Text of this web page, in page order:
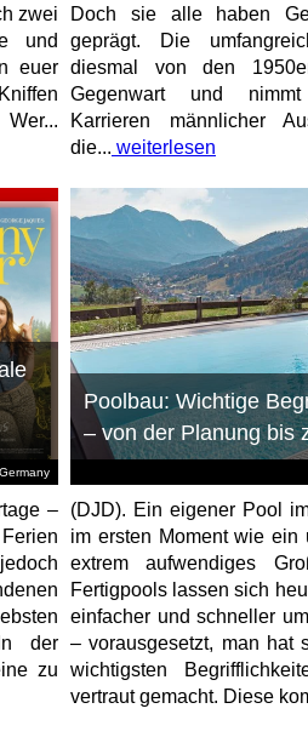
zwei
und
euer
Doch sie alle haben
geprägt. Die
diesmal von den
Gegenwart und
Karrieren männlicher
die... weiterlesen
–
der
zu
Poolbau: Wichtige
– von der Planung bis
(DJD). Ein eigener Pool
im ersten Moment wie ein
extrem aufwendiges
Fertigpools lassen sich
einfacher und schneller
– vorausgesetzt, man hat
wichtigsten
vertraut gemacht. Diese